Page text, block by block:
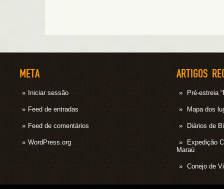
META
Iniciar sessão
Feed de entradas
Feed de comentários
WordPress.org
ARTIGOS
Pré-estreia
Mapa dos
Diários de
Expedição
Maraú
Conejo de